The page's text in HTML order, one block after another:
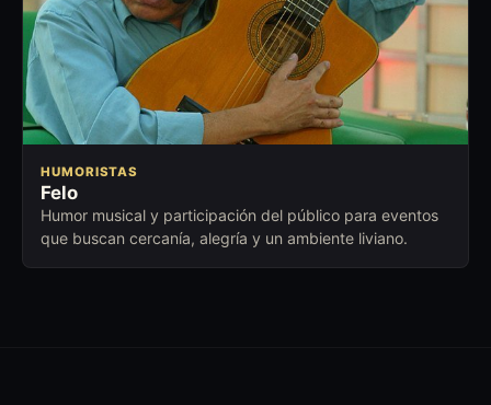
HUMORISTAS
Felo
Humor musical y participación del público para eventos
que buscan cercanía, alegría y un ambiente liviano.